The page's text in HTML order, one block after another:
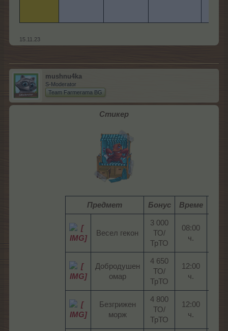
15.11.23
mushnu4ka
S-Moderator
Team Farmerama BG
Стикер
Предмет Бонус Време
Весел гекон​
3 000
ТО/
ТрТО​
08:00
ч.​
Добродушен
омар​
4 650
ТО/
ТрТО​
12:00
ч.​
Безгрижен
морж​
4 800
ТО/
ТрТО​
12:00
ч.​